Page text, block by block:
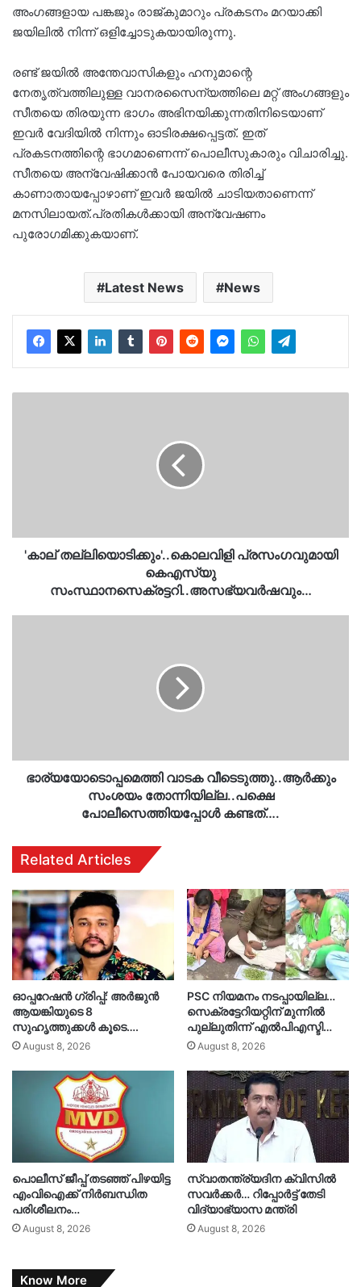
അംഗങ്ങളായ പങ്കജും രാജ്കുമാറും പ്രകടനം മറയാക്കി
ജയിലില്‍ നിന്ന് ഒളിച്ചോടുകയായിരുന്നു.
രണ്ട് ജയില്‍ അന്തേവാസികളും ഹനുമാന്റെ
നേതൃത്വത്തിലുള്ള വാനരസൈന്യത്തിലെ മറ്റ് അംഗങ്ങളും
സീതയെ തിരയുന്ന ഭാഗം അഭിനയിക്കുന്നതിനിടെയാണ്
ഇവര്‍ വേദിയില്‍ നിന്നും ഓടിരക്ഷപ്പെട്ടത്. ഇത്
പ്രകടനത്തിന്റെ ഭാഗമാണെന്ന് പൊലീസുകാരും വിചാരിച്ചു.
സീതയെ അന്വേഷിക്കാന്‍ പോയവരെ തിരിച്ച്
കാണാതായപ്പോഴാണ് ഇവർ ജയിൽ ചാടിയതാണെന്ന്
മനസിലായത്.പ്രതികൾക്കായി അന്വേഷണം
പുരോഗമിക്കുകയാണ്.
Latest News News
സംസ്ഥാനസെക്രട്ടറി..അസഭ്യവർഷവും…
'കാല് തല്ലിയൊടിക്കും'..കൊലവിളി പ്രസംഗവുമായി
കെഎസ്‍യു
സംസ്ഥാനസെക്രട്ടറി..അസഭ്യവർഷവും…
ഭാര്യയോടൊപ്പമെത്തി വാടക വീടെടുത്തു..ആർക്കും
സംശയം തോന്നിയില്ല..പക്ഷെ
പോലീസെത്തിയപ്പോൾ കണ്ടത്….
Related Articles
ഓപ്പറേഷൻ ഗ്രിപ്പ്: അർജുൻ
ആയങ്കിയുടെ 8
സുഹൃത്തുക്കൾ കൂടെ….
August 8, 2026
PSC നിയമനം നടപ്പായില്ല…
സെക്രട്ടേറിയറ്റിന് മുന്നിൽ
പുല്ലുതിന്ന് എൽപിഎസ്ടി…
August 8, 2026
പൊലീസ് ജീപ്പ് തടഞ്ഞ് പിഴയിട്ട
എംവിഐക്ക് നിർബന്ധിത
പരിശീലനം…
August 8, 2026
സ്വാതന്ത്ര്യദിന ക്വിസിൽ
സവർക്കർ… റിപ്പോർട്ട് തേടി
വിദ്യാഭ്യാസ മന്ത്രി
August 8, 2026
Know More